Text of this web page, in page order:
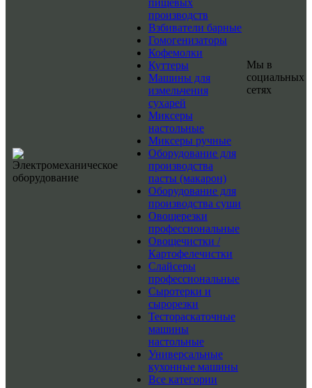
пищевых
производств
Взбиватели барные
Гомогенизаторы
Кофемолки
Куттеры
Машины для
измельчения
сухарей
Миксеры
настольные
Миксеры ручные
Оборудование для
производства
пасты (макарон)
Оборудование для
производства суши
Овощерезки
профессиональные
Овощечистки /
Картофелечистки
Слайсеры
профессиональные
Сыротерки и
сырорезки
Тестораскаточные
машины
настольные
Универсальные
кухонные машины
Все категории
Мы в
социальных
сетях